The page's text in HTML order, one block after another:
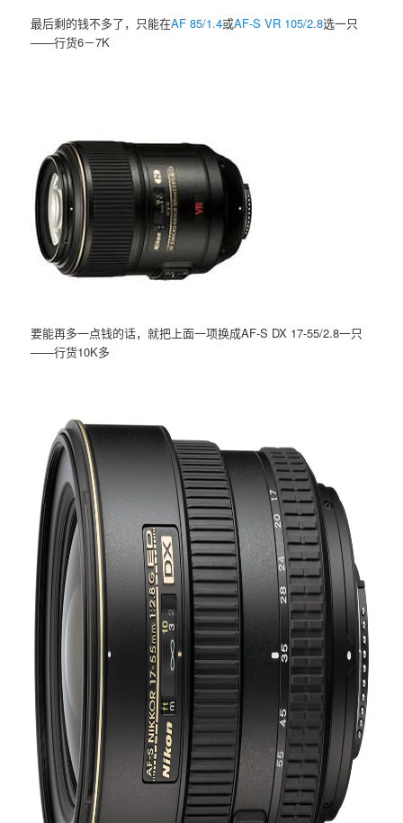
最后剩的钱不多了，只能在AF 85/1.4或AF-S VR 105/2.8选一只
——行货6－7K
要能再多一点钱的话，就把上面一项换成AF-S DX 17-55/2.8一只
——行货10K多